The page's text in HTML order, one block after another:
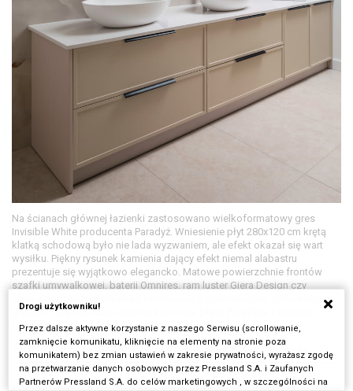
Na ścianach głównej łazienki zastosowano wielkoformatowy gres
Invisible White producenta Paradyż. Wniesienie płyt 280x120 cm krętą
klatką schodową było nie lada wyzwaniem, ale efekt okazał się wart
wysiłku. Piękny rysunek kamienia dający efekt niemal alabastru
prezentuje się wyjątkowo elegancko. Matowe powierzchnie frontów
szafki umywalkowej, baterii Omnires, ram luster Giera Design czy
uchwytów meblowych lekko kontrastują z polerowanym, połyskliwym
gresem. Na podłodze ułożono kremowe płytki Paradyża z kolekcji
Lightstone.
zdjęcia: Marcin Grabowiecki, projekt i stylizacja: Beata Sadowska
Drogi użytkowniku!
Przez dalsze aktywne korzystanie z naszego Serwisu (scrollowanie,
zamknięcie komunikatu, kliknięcie na elementy na stronie poza
komunikatem) bez zmian ustawień w zakresie prywatności, wyrażasz zgodę
na przetwarzanie danych osobowych przez Pressland S.A. i Zaufanych
Partnerów Pressland S.A. do celów marketingowych , w szczególności na